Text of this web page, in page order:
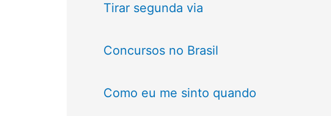
Tirar segunda via
Concursos no Brasil
Como eu me sinto quando